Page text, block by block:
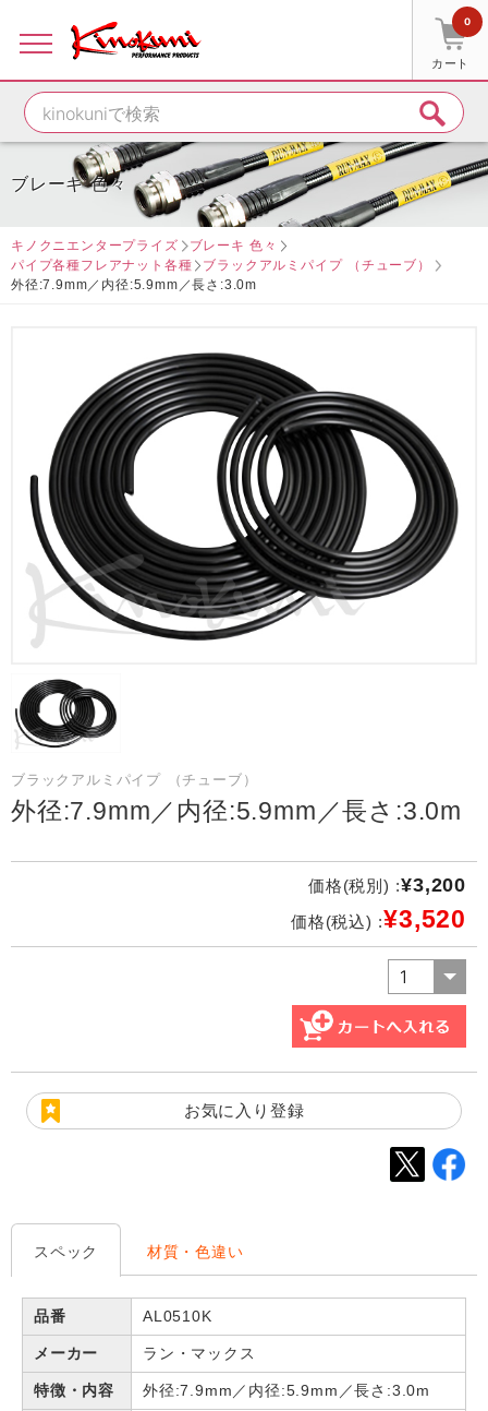
カート
0
ブレーキ 色々
キノクニエンタープライズ
ブレーキ 色々
パイプ各種フレアナット各種
ブラックアルミパイプ （チューブ）
外径:7.9mm／内径:5.9mm／長さ:3.0m
ブラックアルミパイプ （チューブ）
外径:7.9mm／内径:5.9mm／長さ:3.0m
価格(税別) :¥3,200
価格(税込) :¥3,520
お気に入り登録
スペック 材質・色違い
品番 AL0510K
メーカー ラン・マックス
特徴・内容 外径:7.9mm／内径:5.9mm／長さ:3.0m